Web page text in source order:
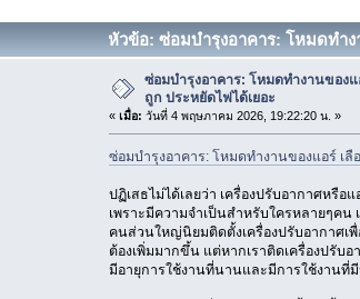
หัวข้อ: ซ่อมบำรุงอาคาร: โหมดทำง
ซ่อมบำรุงอาคาร: โหมดทำงานของแ
ถูก ประหยัดไฟได้เยอะ
« เมื่อ: วันที่ 4 พฤษภาคม 2026, 19:22:20 น. »
ซ่อมบำรุงอาคาร: โหมดทำงานของแอร์ เลื
ปฏิเสธไม่ได้เลยว่า เครื่องปรับอากาศหรื
เพราะมีความจำเป็นสำหรับใครหลายๆค
คนส่วนใหญ่นิยมติดตั้งเครื่องปรับอากาศเ
ต้องเพิ่มมากขึ้น แต่หากเราติดเครื่องปรับ
มีอายุการใช้งานที่นานและมีการใช้งานที่